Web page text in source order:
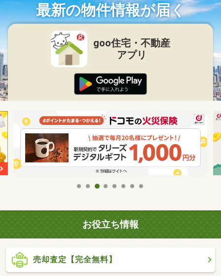
最新の物件情報が届く
goo住宅・不動産
アプリ
お役立ち情報
売却査定【完全無料】